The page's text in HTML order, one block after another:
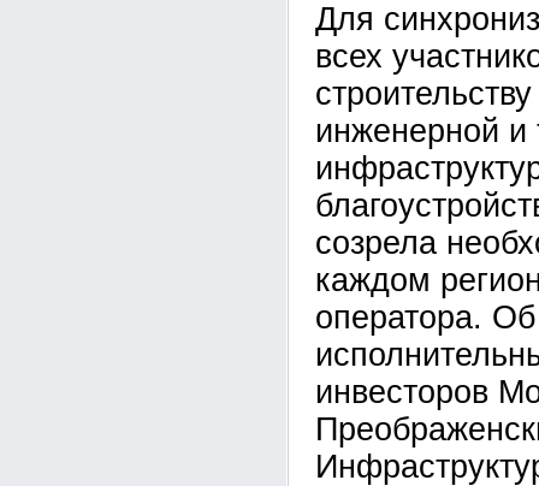
Для
всех
инженерной и
созрела
каждом
оператора.
инвесторов